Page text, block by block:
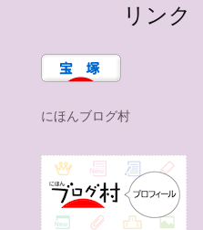
リンク
にほんブログ村